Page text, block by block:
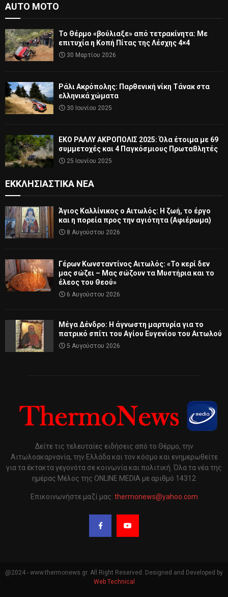
AUTO MOTO
Το Θέρμο «βούλιαξε» από τετρακίνητα: Με
επιτυχία η Κοπή Πίτας της Λέσχης 4×4
30 Μαρτίου 2026
Ράλι Ακρόπολης: Παρθενική νίκη Τάνακ στα
ελληνικά χώματα
30 Ιουνίου 2025
ΕΚΟ ΡΑΛΛΥ ΑΚΡΟΠΟΛΙΣ 2025: Όλα έτοιμα με 69
συμμετοχές και 4 Παγκόσμιους Πρωταθλητές
25 Ιουνίου 2025
ΕΚΚΛΗΣΙΑΣΤΙΚΆ ΝΈΑ
Άγιος Καλλίνικος ο Αιτωλός: Η ζωή, το έργο
και η πορεία προς την αγιότητα (Αφιέρωμα)
8 Αυγούστου 2026
Γέρων Κωνσταντίνος Αιτωλός: «Το κερί δεν
μας σώζει – Μας σώζουν τα Μυστήρια και το
έλεος του Θεού»
6 Αυγούστου 2026
Μέγα Δένδρο: Η άγνωστη μαρτυρία για το
πατρικό σπίτι του Αγίου Ευγενίου του Αιτωλού
5 Αυγούστου 2026
Δείτε τις τελευταίες ειδήσεις από το Θέρμο, την
Αιτωλοακαρνανία, την Ελλάδα και τον κόσμο και ενημερωθείτε
για τα έκτακτα γεγονότα σε κοινωνία και πολιτική. Όλα τα νέα της
ημέρας Μέλος της ONLINE MEDIA με αριθμό 14312
Επικοινωνήστε μαζί μας: thermonews@yahoo.com
@2024 - www.thermonews.gr. All Right Reserved. Designed and Developed by
Web Technical